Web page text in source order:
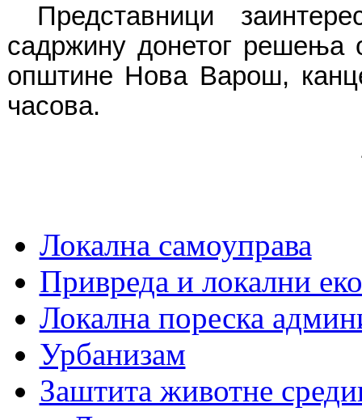
Представници
садржину донетог решења
општине Нова Варош,
часова.
Локална самоуправа
Привреда и локални
Локална пореска
Урбанизам
Заштита животне